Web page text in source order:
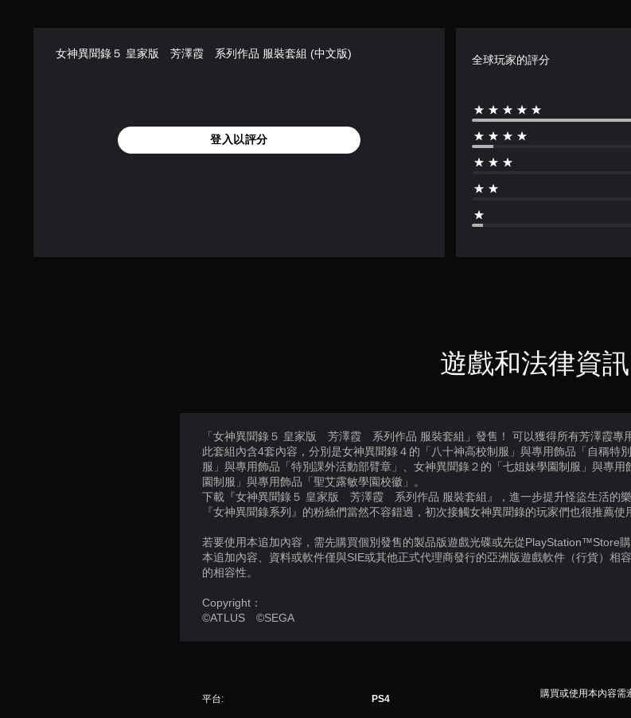
女神異聞錄５ 皇家版 芳澤霞 系列作品 服裝套組 (中文版)
登入以評分
全球玩家的評分
遊戲和法律資訊
「女神異聞錄５ 皇家版 芳澤霞 系列作品 服裝套組」發售！ 可以獲得所有芳澤霞專
此套組內含4套內容，分別是女神異聞錄４的「八十神高校制服」與專用飾品「自稱特
服」與專用飾品「特別課外活動部臂章」、女神異聞錄２的「七姐妹學園制服」與專
園制服」與專用飾品「聖艾露敏學園校徽」。
下載『女神異聞錄５ 皇家版 芳澤霞 系列作品 服裝套組』，進一步提升怪盜生活的樂
『女神異聞錄系列』的粉絲們當然不容錯過，初次接觸女神異聞錄的玩家們也很推薦使
若要使用本追加內容，需先購買個別發售的製品版遊戲光碟或先從PlayStation™Store
本追加內容、資料或軟件僅與SIE或其他正式代理商發行的亞洲版遊戲軟件（行貨）相
的相容性。
Copyright：
©ATLUS ©SEGA
平台: PS4 購買或使用本內容需